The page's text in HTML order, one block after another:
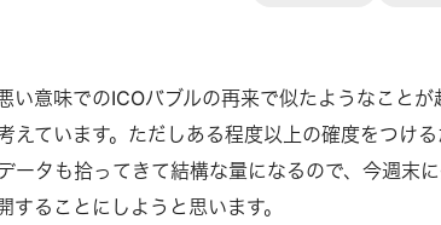
い意味でのICOバブルの再来で似たようなことが
えています。ただしある程度以上の確度をつける
ータも拾ってきて結構な量になるので、今週末
ることにしようと思います。